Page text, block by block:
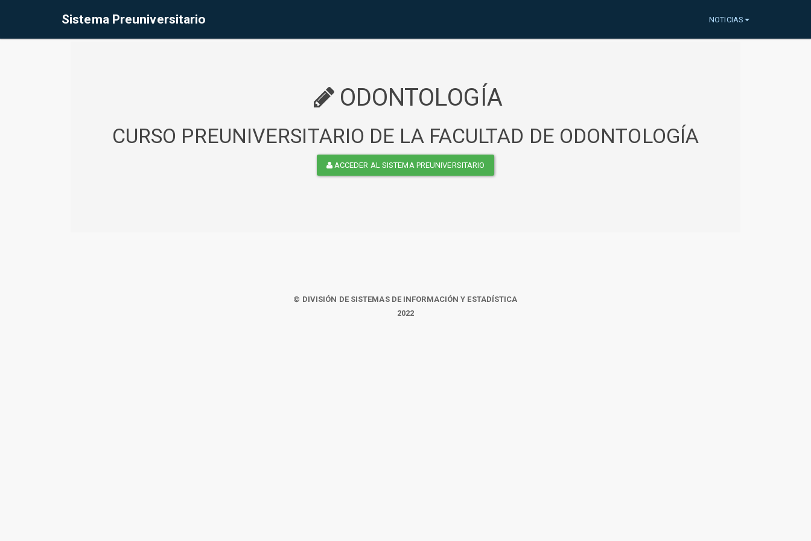
Sistema Preuniversitario NOTICIAS
ODONTOLOGÍA
CURSO PREUNIVERSITARIO DE LA FACULTAD DE ODONTOLOGÍA
ACCEDER AL SISTEMA PREUNIVERSITARIO
© DIVISIÓN DE SISTEMAS DE INFORMACIÓN Y ESTADÍSTICA
2022